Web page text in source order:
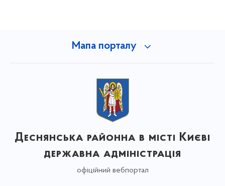
Мапа порталу
Деснянська районна в місті Києві
державна адміністрація
офіційний вебпортал